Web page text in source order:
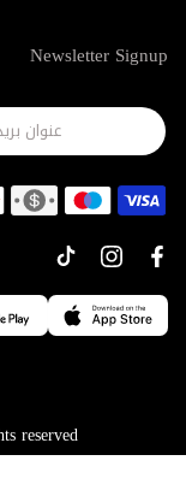
Newsletter Signup
reserved.